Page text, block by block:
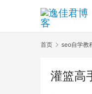
首页 seo自学教
灌篮高